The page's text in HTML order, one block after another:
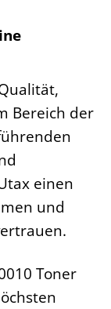
Bereich der
einen
und
Toner